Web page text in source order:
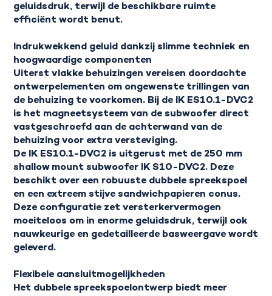
geluidsdruk, terwijl de beschikbare ruimte
efficiënt wordt benut.
Indrukwekkend geluid dankzij slimme techniek en
hoogwaardige componenten
Uiterst vlakke behuizingen vereisen doordachte
ontwerpelementen om ongewenste trillingen van
de behuizing te voorkomen. Bij de IK ES10.1-DVC2
is het magneetsysteem van de subwoofer direct
vastgeschroefd aan de achterwand van de
behuizing voor extra versteviging.
De IK ES10.1-DVC2 is uitgerust met de 250 mm
shallow mount subwoofer IK S10-DVC2. Deze
beschikt over een robuuste dubbele spreekspoel
en een extreem stijve sandwichpapieren conus.
Deze configuratie zet versterkervermogen
moeiteloos om in enorme geluidsdruk, terwijl ook
nauwkeurige en gedetailleerde basweergave wordt
geleverd.
Flexibele aansluitmogelijkheden
Het dubbele spreekspoelontwerp biedt meer